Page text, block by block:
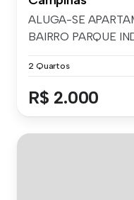
ALUGA-SE
BAIRRO PARQUE
2 Quartos
R$ 2.000